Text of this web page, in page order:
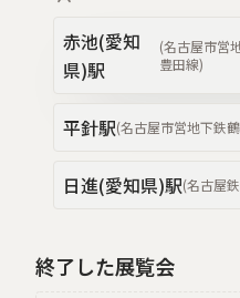
赤池(愛知
県)駅
(名古屋市営
豊田線)
平針駅(名古屋市営地下鉄
日進(愛知県)駅(名古屋
終了した展覧会